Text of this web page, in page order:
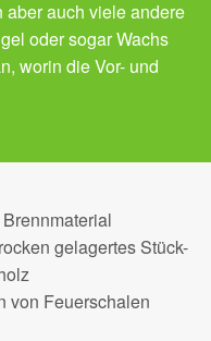
auch viele andere
oder sogar Wachs
worin die Vor- und
gelagertes Stück-
von Feuerschalen